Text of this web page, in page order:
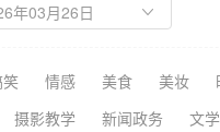
情感 美食 美妆
摄影教学 新闻政务 文